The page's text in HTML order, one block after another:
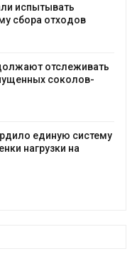
испытывать
сбора отходов
отслеживать
соколов-
единую систему
нагрузки на